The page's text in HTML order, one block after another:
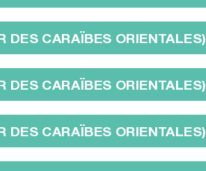
DES CARAÏBES ORIENTALES)
DES CARAÏBES ORIENTALES)
DES CARAÏBES ORIENTALES)